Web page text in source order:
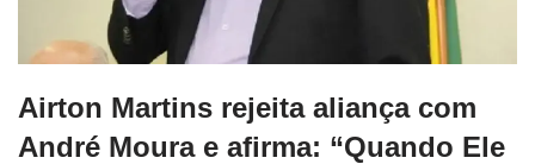
Airton Martins rejeita aliança com
André Moura e afirma: “Quando Ele